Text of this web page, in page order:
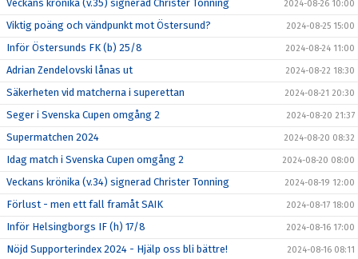
Veckans krönika (v.35) signerad Christer Tonning 2024-08-26 10:00
Viktig poäng och vändpunkt mot Östersund? 2024-08-25 15:00
Inför Östersunds FK (b) 25/8 2024-08-24 11:00
Adrian Zendelovski lånas ut 2024-08-22 18:30
Säkerheten vid matcherna i superettan 2024-08-21 20:30
Seger i Svenska Cupen omgång 2 2024-08-20 21:37
Supermatchen 2024 2024-08-20 08:32
Idag match i Svenska Cupen omgång 2 2024-08-20 08:00
Veckans krönika (v.34) signerad Christer Tonning 2024-08-19 12:00
Förlust - men ett fall framåt SAIK 2024-08-17 18:00
Inför Helsingborgs IF (h) 17/8 2024-08-16 17:00
Nöjd Supporterindex 2024 - Hjälp oss bli bättre! 2024-08-16 08:11